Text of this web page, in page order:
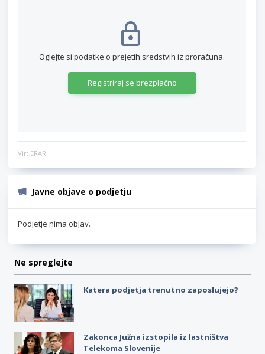
Oglejte si podatke o prejetih sredstvih iz proračuna.
Registriraj se brezplačno
Vir: ERAR
Javne objave o podjetju
Podjetje nima objav.
Ne spreglejte
Katera podjetja trenutno zaposlujejo?
Zakonca Južna izstopila iz lastništva
Telekoma Slovenije